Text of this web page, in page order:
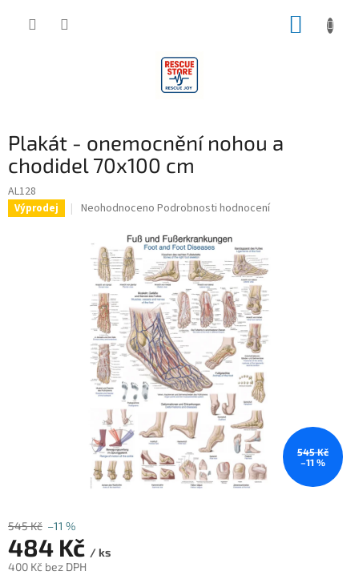
Plakát - onemocnění nohou a
chodidel 70x100 cm
AL128
Výprodej
Průměrné
0,0
hvězdiček.
Neohodnoceno Podrobnosti hodnocení
545 Kč
–11 %
545 Kč –11 %
484 Kč / ks
400 Kč bez DPH